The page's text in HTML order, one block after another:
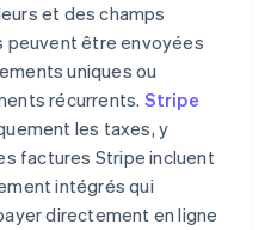
et des champs
peuvent être envoyées
uniques ou
récurrents. Stripe
les taxes, y
factures Stripe incluent
intégrés qui
directement en ligne